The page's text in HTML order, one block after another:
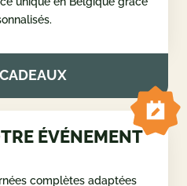
CADEAU
unique en Belgique grâce